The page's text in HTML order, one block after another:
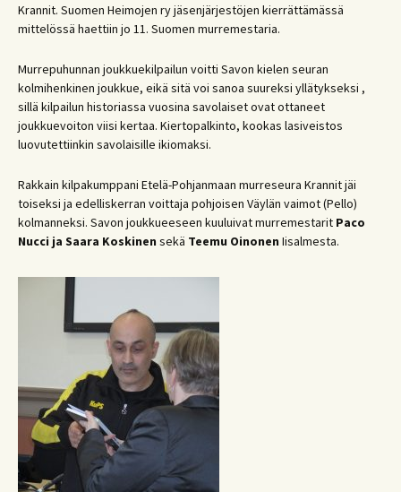
Krannit. Suomen Heimojen ry jäsenjärjestöjen kierrättämässä
mittelössä haettiin jo 11. Suomen murremestaria.
Murrepuhunnan joukkuekilpailun voitti Savon kielen seuran
kolmihenkinen joukkue, eikä sitä voi sanoa suureksi yllätykseksi ,
sillä kilpailun historiassa vuosina savolaiset ovat ottaneet
joukkuevoiton viisi kertaa. Kiertopalkinto, kookas lasiveistos
luovutettiinkin savolaisille ikiomaksi.
Rakkain kilpakumppani Etelä-Pohjanmaan murreseura Krannit jäi
toiseksi ja edelliskerran voittaja pohjoisen Väylän vaimot (Pello)
kolmanneksi. Savon joukkueeseen kuuluivat murremestarit Paco
Nucci ja Saara Koskinen sekä Teemu Oinonen Iisalmesta.